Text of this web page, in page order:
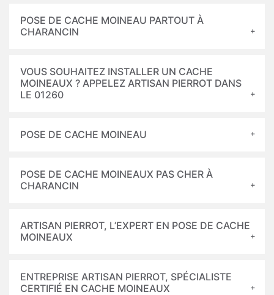
POSE DE CACHE MOINEAU PARTOUT À
CHARANCIN
VOUS SOUHAITEZ INSTALLER UN CACHE
MOINEAUX ? APPELEZ ARTISAN PIERROT DANS
LE 01260
POSE DE CACHE MOINEAU
POSE DE CACHE MOINEAUX PAS CHER À
CHARANCIN
ARTISAN PIERROT, L’EXPERT EN POSE DE CACHE
MOINEAUX
ENTREPRISE ARTISAN PIERROT, SPÉCIALISTE
CERTIFIÉ EN CACHE MOINEAUX